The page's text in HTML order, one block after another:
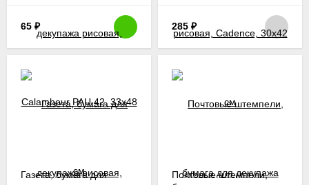
65 ₽ 285 ₽
Газета, бумага для
Почтовые штемпели,